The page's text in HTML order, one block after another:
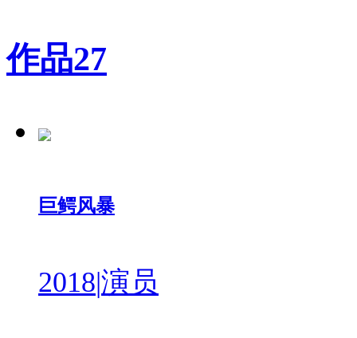
作品27
巨鳄风暴
2018|演员